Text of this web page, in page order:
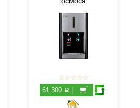
61 300 p|